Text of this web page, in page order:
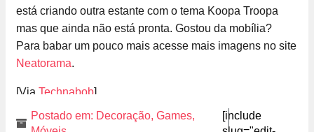
está criando outra estante com o tema Koopa Troopa
mas que ainda não está pronta. Gostou da mobília?
Para babar um pouco mais acesse mais imagens no site
Neatorama.
[Via Technabob]
Postado em: Decoração, Games,
[include